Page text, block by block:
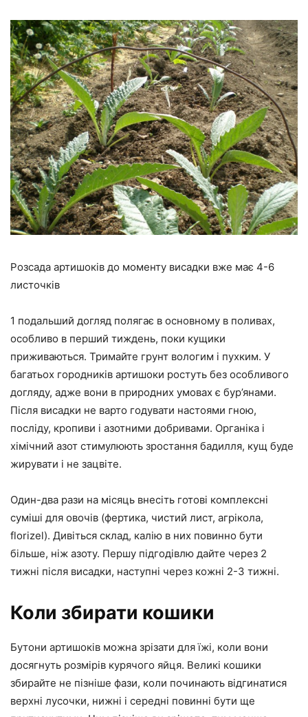
Розсада артишоків до моменту висадки вже має 4-6
листочків
1 подальший догляд полягає в основному в поливах,
особливо в перший тиждень, поки кущики
приживаються. Тримайте грунт вологим і пухким. У
багатьох городників артишоки ростуть без особливого
догляду, адже вони в природних умовах є бур’янами.
Після висадки не варто годувати настоями гною,
посліду, кропиви і азотними добривами. Органіка і
хімічний азот стимулюють зростання бадилля, кущ буде
жирувати і не зацвіте.
Один-два рази на місяць внесіть готові комплексні
суміші для овочів (фертика, чистий лист, агрікола,
florizel). Дивіться склад, калію в них повинно бути
більше, ніж азоту. Першу підгодівлю дайте через 2
тижні після висадки, наступні через кожні 2-3 тижні.
Коли збирати кошики
Бутони артишоків можна зрізати для їжі, коли вони
досягнуть розмірів курячого яйця. Великі кошики
збирайте не пізніше фази, коли починають відгинатися
верхні лусочки, нижні і середні повинні бути ще